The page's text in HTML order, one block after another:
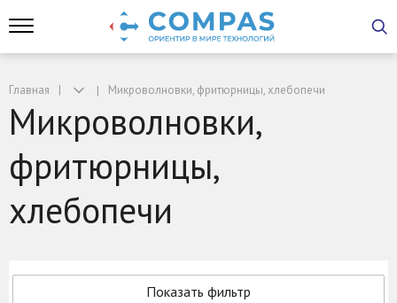
Главная Микроволновки, фритюрницы, хлебопечи
Микроволновки,
фритюрницы,
хлебопечи
Показать фильтр